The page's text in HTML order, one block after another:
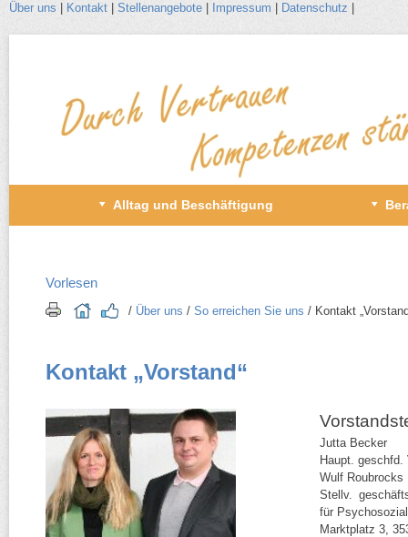
Über uns Kontakt Stellenangebote Impressum Datenschutz
Alltag und Beschäftigung
Vorlesen
/​ Über uns /​ So erreichen Sie uns /​ Kontakt
Kontakt „Vorstand“
Jutta Becker
Haupt. geschfd.
Wulf Roubrocks
Stellv.
für
Marktplatz 3,